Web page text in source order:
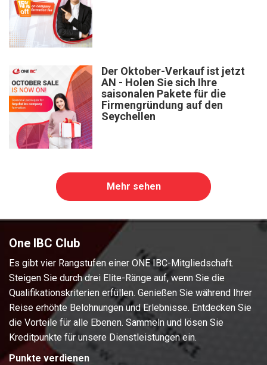
Der Oktober-Verkauf ist jetzt
AN - Holen Sie sich Ihre
saisonalen Pakete für die
Firmengründung auf den
Seychellen
Mehr sehen
One IBC Club
Es gibt vier Rangstufen einer ONE IBC-Mitgliedschaft.
Steigen Sie durch drei Elite-Ränge auf, wenn Sie die
Qualifikationskriterien erfüllen. Genießen Sie während Ihrer
Reise erhöhte Belohnungen und Erlebnisse. Entdecken Sie
die Vorteile für alle Ebenen. Sammeln und lösen Sie
Kreditpunkte für unsere Dienstleistungen ein.
Punkte verdienen